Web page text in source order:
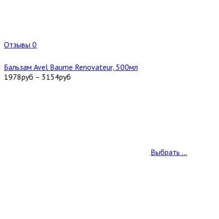
Отзывы 0
Бальзам Avel Baume Renovateur, 500мл
1978руб – 3154руб
Выбрать ...